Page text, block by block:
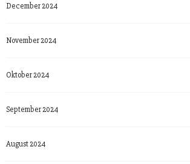
December 2024
November 2024
Oktober 2024
September 2024
August 2024